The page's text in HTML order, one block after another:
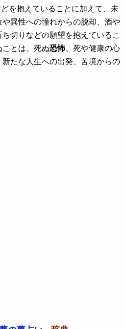
を抱えていることに加えて、未
異性への憧れからの脱却、酒や
切りなどの願望を抱えているこ
ことは、死ぬ恐怖 、死や健康の心
たな人生への出発、苦境からの